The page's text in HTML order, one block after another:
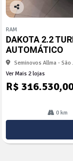
Co
arti
lhe
RAM
DAKOTA 2.2
AUTOMÁTICO
Seminovos Allma -
Ver Mais 2 lojas
R$
0 km